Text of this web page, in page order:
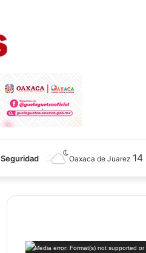
Seguridad Oaxaca de Juarez 14
Reproductor
Media error: Format(s) not supported